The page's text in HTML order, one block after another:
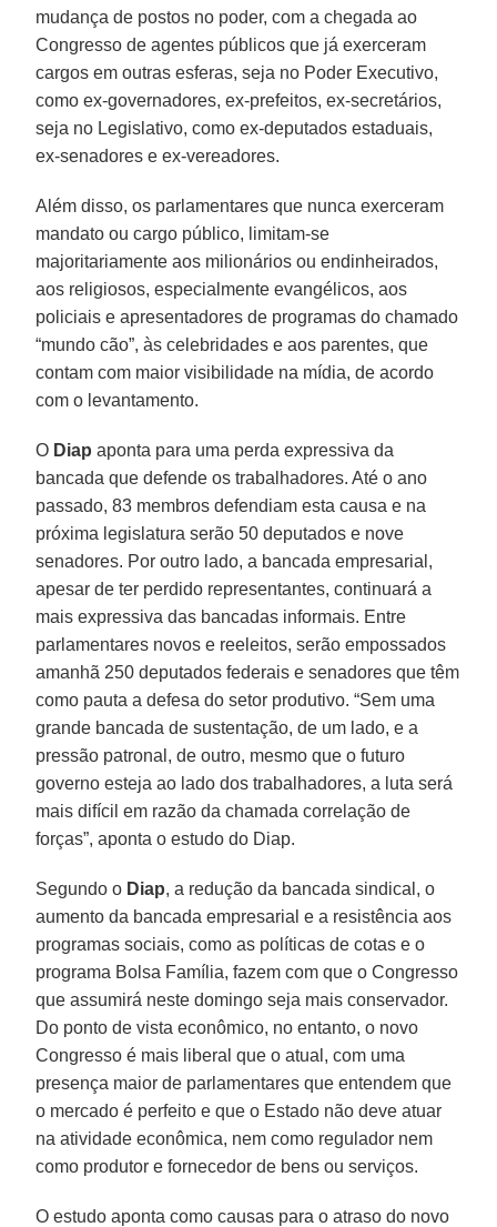
mudança de postos no poder, com a chegada ao
Congresso de agentes públicos que já exerceram
cargos em outras esferas, seja no Poder Executivo,
como ex-governadores, ex-prefeitos, ex-secretários,
seja no Legislativo, como ex-deputados estaduais,
ex-senadores e ex-vereadores.
Além disso, os parlamentares que nunca exerceram
mandato ou cargo público, limitam-se
majoritariamente aos milionários ou endinheirados,
aos religiosos, especialmente evangélicos, aos
policiais e apresentadores de programas do chamado
“mundo cão”, às celebridades e aos parentes, que
contam com maior visibilidade na mídia, de acordo
com o levantamento.
O Diap aponta para uma perda expressiva da
bancada que defende os trabalhadores. Até o ano
passado, 83 membros defendiam esta causa e na
próxima legislatura serão 50 deputados e nove
senadores. Por outro lado, a bancada empresarial,
apesar de ter perdido representantes, continuará a
mais expressiva das bancadas informais. Entre
parlamentares novos e reeleitos, serão empossados
amanhã 250 deputados federais e senadores que têm
como pauta a defesa do setor produtivo. “Sem uma
grande bancada de sustentação, de um lado, e a
pressão patronal, de outro, mesmo que o futuro
governo esteja ao lado dos trabalhadores, a luta será
mais difícil em razão da chamada correlação de
forças”, aponta o estudo do Diap.
Segundo o Diap, a redução da bancada sindical, o
aumento da bancada empresarial e a resistência aos
programas sociais, como as políticas de cotas e o
programa Bolsa Família, fazem com que o Congresso
que assumirá neste domingo seja mais conservador.
Do ponto de vista econômico, no entanto, o novo
Congresso é mais liberal que o atual, com uma
presença maior de parlamentares que entendem que
o mercado é perfeito e que o Estado não deve atuar
na atividade econômica, nem como regulador nem
como produtor e fornecedor de bens ou serviços.
O estudo aponta como causas para o atraso do novo